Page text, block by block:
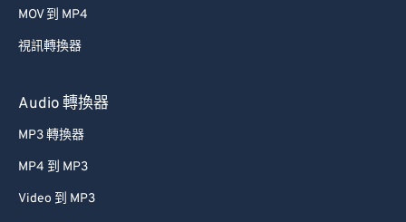
MOV 到 MP4
視訊轉換器
Audio 轉換器
MP3 轉換器
MP4 到 MP3
Video 到 MP3